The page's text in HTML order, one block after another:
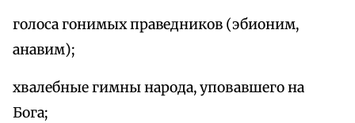
голоса гонимых праведников (эбионим,
анавим);
хвалебные гимны народа, уповавшего на
Бога;